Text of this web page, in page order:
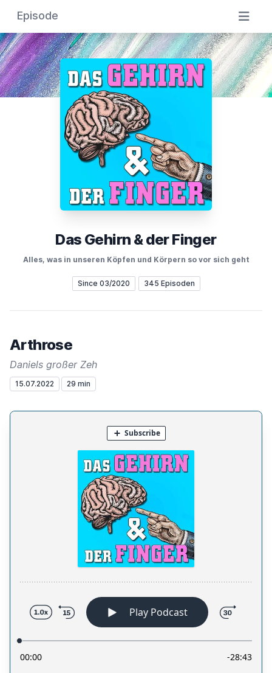
Episode
Das Gehirn & der Finger
Alles, was in unseren Köpfen und Körpern so vor sich geht
Since 03/2020 345 Episoden
Arthrose
Daniels großer Zeh
15.07.2022 29 min